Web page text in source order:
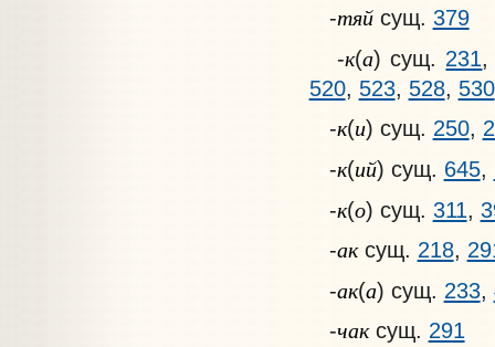
-тяйсущ. 379
-к(а) сущ. 231
520, 523, 528, 530
-к(и) сущ. 250,
-к(ий) сущ. 645,
-к(о) сущ. 311
-аксущ. 218,
-ак(а) сущ. 233,
-чаксущ. 291